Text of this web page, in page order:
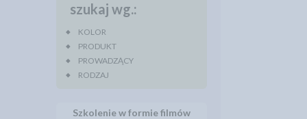
szukaj wg.:
KOLOR
PRODUKT
PROWADZĄCY
RODZAJ
Szkolenie w formie filmów